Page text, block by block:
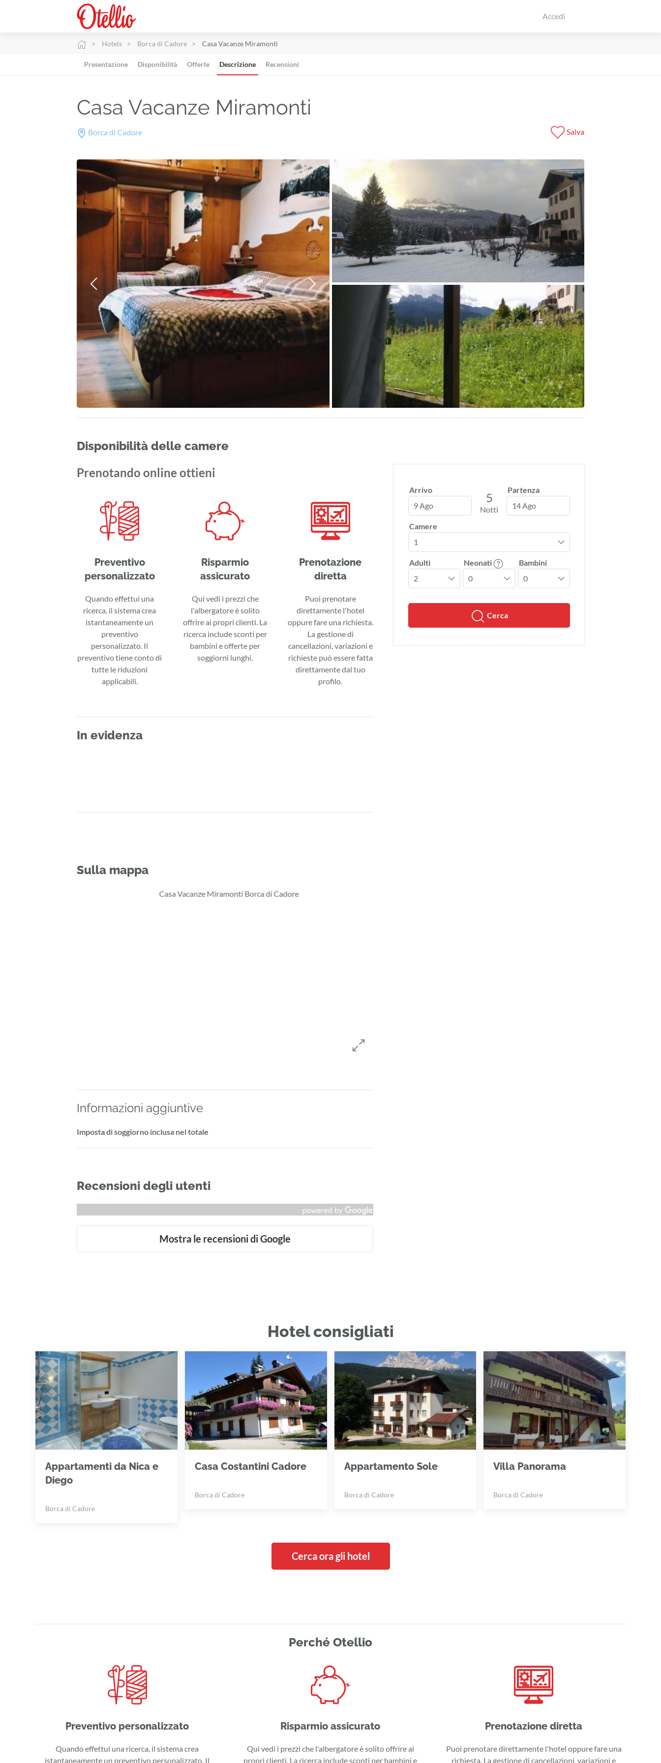
Accedi
Hotels Borca di Cadore Casa Vacanze Miramonti
Presentazione Disponibilità Offerte Descrizione Recensioni
Casa Vacanze Miramonti
Borca di Cadore Salva
Disponibilità delle camere
Arrivo
9 Ago
5
Notti
Partenza
14 Ago
Camere
Adulti Neonati Bambini
Cerca
Prenotando online ottieni
Preventivo
personalizzato
Quando effettui una
ricerca, il sistema crea
istantaneamente un
preventivo
personalizzato. Il
preventivo tiene conto di
tutte le riduzioni
applicabili.
Risparmio
assicurato
Qui vedi i prezzi che
l'albergatore è solito
offrire ai propri clienti. La
ricerca include sconti per
bambini e offerte per
soggiorni lunghi.
Prenotazione
diretta
Puoi prenotare
direttamente l'hotel
oppure fare una richiesta.
La gestione di
cancellazioni, variazioni e
richieste può essere fatta
direttamente dal tuo
profilo.
In evidenza
Sulla mappa
Informazioni aggiuntive
Imposta di soggiorno inclusa nel totale
Recensioni degli utenti
Mostra le recensioni di Google
Hotel consigliati
Appartamenti da Nica e
Diego
Borca di Cadore
Casa Costantini Cadore
Borca di Cadore
Appartamento Sole
Borca di Cadore
Villa Panorama
Borca di Cadore
Cerca ora gli hotel
Perché Otellio
Preventivo personalizzato
Quando effettui una ricerca, il sistema crea
istantaneamente un preventivo personalizzato. Il
Risparmio assicurato
Qui vedi i prezzi che l'albergatore è solito offrire ai
propri clienti. La ricerca include sconti per bambini e
Prenotazione diretta
Puoi prenotare direttamente l'hotel oppure fare una
richiesta. La gestione di cancellazioni, variazioni e